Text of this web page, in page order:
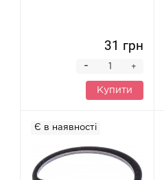
31 грн
+
-
Купити
Є в наявності